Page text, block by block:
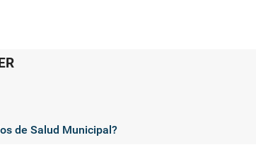
de Salud Municipal?